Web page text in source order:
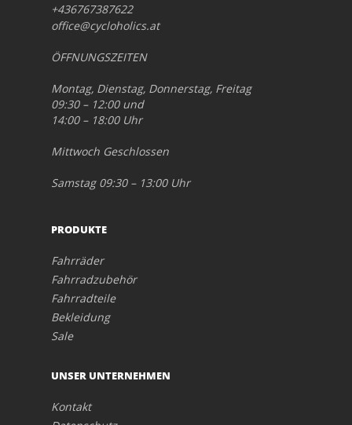
+436767387622
office@cycloholics.at
ÖFFNUNGSZEITEN
Montag, Dienstag, Donnerstag, Freitag
09:30 – 12:00 und
14:00 – 18:00 Uhr
Mittwoch Geschlossen
Samstag 09:30 – 13:00 Uhr
PRODUKTE
Fahrräder
Fahrradzubehör
Fahrradteile
Bekleidung
Sale
UNSER UNTERNEHMEN
Kontakt